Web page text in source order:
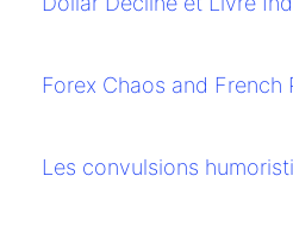
Forex Chaos and French
Les convulsions